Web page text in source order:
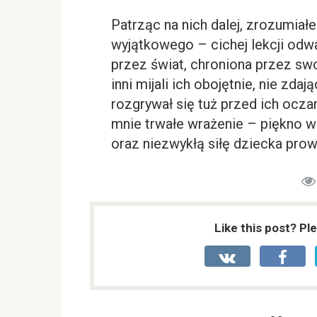
Patrząc na nich dalej,
wyjątkowego – cichej lekcji
przez świat, chroniona przez
inni mijali ich obojętnie, nie
rozgrywał się tuż przed ich
mnie trwałe wrażenie – piękno
oraz niezwykłą siłę dziecka
Like this post?